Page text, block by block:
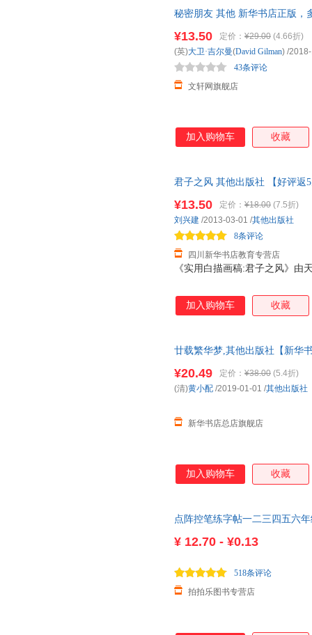
秘密朋友 其他 新华书店正版，
¥13.50 定价： ¥29.00 (4.66折)
文轩网旗舰店
43条评论
(英)大卫·吉尔曼(David Gilman) /
加入购物车 收藏
君子之风 其他出版社 【好评返
《实用白描画稿:君子之风》由
¥13.50 定价： ¥18.00 (7.5折)
四川新华书店教育专营店
8条评论
刘兴建 /2013-03-01 /其他出版社
加入购物车 收藏
廿载繁华梦,其他出版社【新华
¥20.49 定价： ¥38.00 (5.4折)
新华书店总店旗舰店
(清)黄小配 /2019-01-01 /其他出版社
加入购物车 收藏
点阵控笔练字帖一二三四五六
¥ 12.70 - ¥0.13
拍拍乐图书专营店
518条评论